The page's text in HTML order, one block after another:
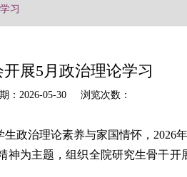
习
展5月政治理论学习
：2026-05-30 浏览次数：
政治理论素养与家国情怀，2026
为主题，组织全院研究生骨干开